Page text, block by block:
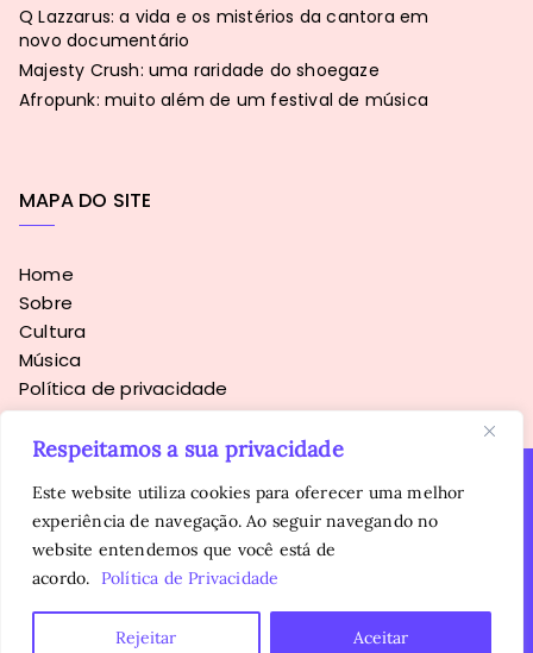
Respeitamos a sua privacidade
Este website utiliza cookies para oferecer uma melhor
experiência de navegação. Ao seguir navegando no
website entendemos que você está de
acordo. Política de Privacidade
Rejeitar Aceitar
Q Lazzarus: a vida e os mistérios da cantora em
novo documentário
Majesty Crush: uma raridade do shoegaze
Afropunk: muito além de um festival de música
MAPA DO SITE
Home
Sobre
Cultura
Música
Política de privacidade
Copyright © 2016 - 2026Sopa Alternativa. Todos os direitos
reservados.
É proibida a reprodução, total ou parcial, do conteúdo sem
autorização prévia da autora.